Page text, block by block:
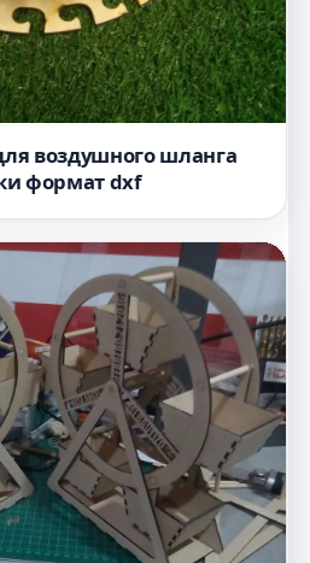
воздушного шланга
формат dxf